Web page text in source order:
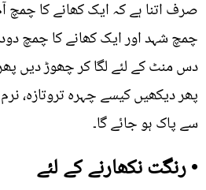
صرف اتنا ہے کہ ایک کھانے کا چمچ
چمچ شہد اور ایک کھانے کا چمچ
دس منٹ کے لئے لگا کر چھوڑ دیں
پھر دیکھیں کیسے چہرہ تروتازہ،
سے پاک ہو جائے گا۔
• رنگت نکھارنے کے لئے